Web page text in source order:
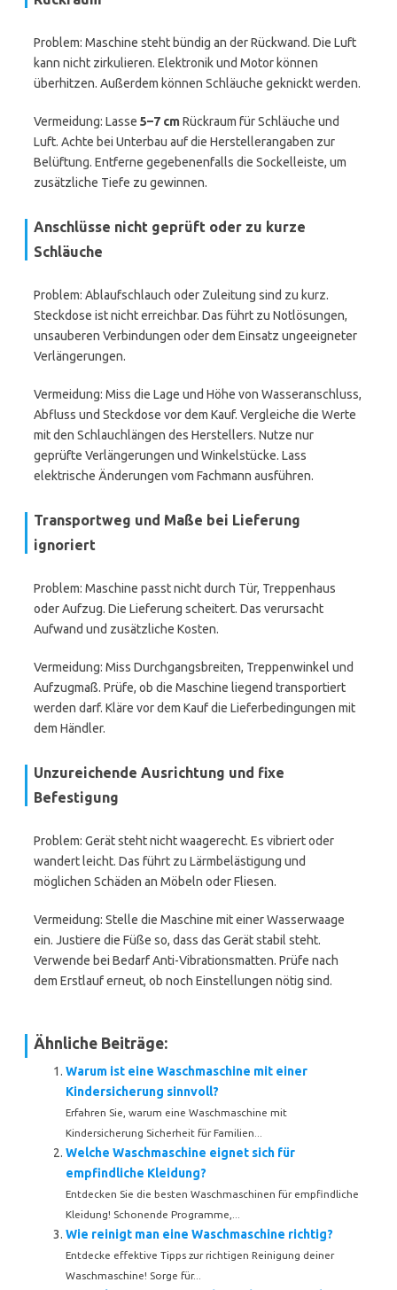
Problem: Maschine steht bündig an der Rückwand. Die Luft
kann nicht zirkulieren. Elektronik und Motor können
überhitzen. Außerdem können Schläuche geknickt werden.
Vermeidung: Lasse 5–7 cmRückraum für Schläuche und
Luft. Achte bei Unterbau auf die Herstellerangaben zur
Belüftung. Entferne gegebenenfalls die Sockelleiste, um
zusätzliche Tiefe zu gewinnen.
Anschlüsse nicht geprüft oder zu kurze
Schläuche
Problem: Ablaufschlauch oder Zuleitung sind zu kurz.
Steckdose ist nicht erreichbar. Das führt zu Notlösungen,
unsauberen Verbindungen oder dem Einsatz ungeeigneter
Verlängerungen.
Vermeidung: Miss die Lage und Höhe von Wasseranschluss,
Abfluss und Steckdose vor dem Kauf. Vergleiche die Werte
mit den Schlauchlängen des Herstellers. Nutze nur
geprüfte Verlängerungen und Winkelstücke. Lass
elektrische Änderungen vom Fachmann ausführen.
Transportweg und Maße bei Lieferung
ignoriert
Problem: Maschine passt nicht durch Tür, Treppenhaus
oder Aufzug. Die Lieferung scheitert. Das verursacht
Aufwand und zusätzliche Kosten.
Vermeidung: Miss Durchgangsbreiten, Treppenwinkel und
Aufzugmaß. Prüfe, ob die Maschine liegend transportiert
werden darf. Kläre vor dem Kauf die Lieferbedingungen mit
dem Händler.
Unzureichende Ausrichtung und fixe
Befestigung
Problem: Gerät steht nicht waagerecht. Es vibriert oder
wandert leicht. Das führt zu Lärmbelästigung und
möglichen Schäden an Möbeln oder Fliesen.
Vermeidung: Stelle die Maschine mit einer Wasserwaage
ein. Justiere die Füße so, dass das Gerät stabil steht.
Verwende bei Bedarf Anti-Vibrationsmatten. Prüfe nach
dem Erstlauf erneut, ob noch Einstellungen nötig sind.
Ähnliche Beiträge:
Warum ist eine Waschmaschine mit einer
Kindersicherung sinnvoll?
Erfahren Sie, warum eine Waschmaschine mit
Kindersicherung Sicherheit für Familien...
Welche Waschmaschine eignet sich für
empfindliche Kleidung?
Entdecken Sie die besten Waschmaschinen für empfindliche
Kleidung! Schonende Programme,...
Wie reinigt man eine Waschmaschine richtig?
Entdecke effektive Tipps zur richtigen Reinigung deiner
Waschmaschine! Sorge für...